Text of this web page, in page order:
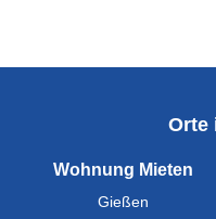
Orte
Wohnung Mieten
Gießen